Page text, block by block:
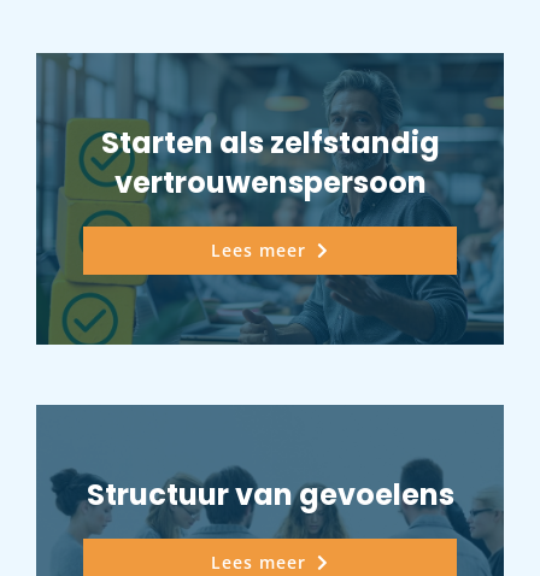
Starten als zelfstandig
vertrouwenspersoon
Lees meer
Structuur van gevoelens
Lees meer